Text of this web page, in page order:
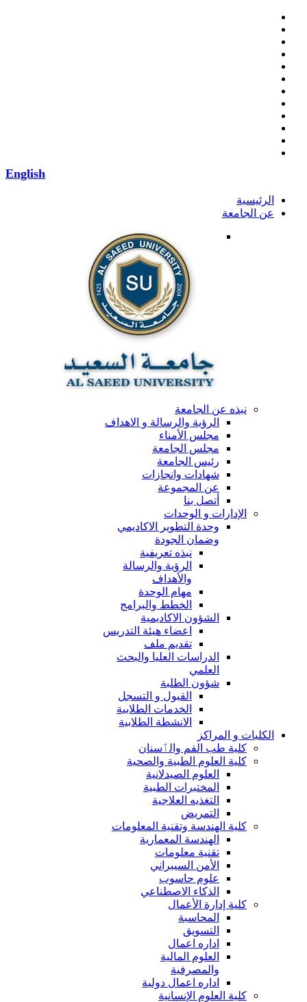
English
الرئيسية
عن الجامعة
نبذه عن الجامعة
الرؤية والرسالة و الاهداف
مجلس الأمناء
مجلس الجامعة
رئيس الجامعة
شهادات وانجازات
عن المجموعة
أتصل بنا
الإدارات و الوحدات
وحدة التطوير الاكاديمي
وضمان الجودة
نبذه تعريفية
الرؤية والرسالة
والأهداف
مهام الوحدة
الخطط والبرامج
الشؤون الاكاديمية
اعضاء هيئة التدريس
تقديم ملف
الدراسات العليا والبحث
العلمي
شؤون الطلبة
القبول و التسجل
الخدمات الطلابية
الانشطة الطلابية
الكليات و المراكز
كلية طب الفم والٲسنان
كلية العلوم الطبية والصحية
العلوم الصيدلانية
المختبرات الطبية
التغذيه العلاجية
التمريض
كلية الهندسة وتقنية المعلومات
الهندسة المعمارية
تقنية معلومات
الأمن السيبراني
علوم حاسوب
الذكاء الاصطناعي
كلية إدارة الأعمال
المحاسبة
التسويق
اداره اعمال
العلوم المالية
والمصرفية
اداره اعمال دولية
كلية العلوم الإنسانية